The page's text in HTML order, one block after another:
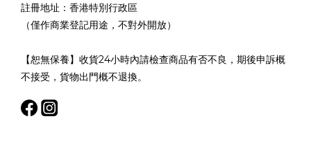
註冊地址：香港特別行政區
（僅作商業登記用途，不對外開放）
【恕無保養】收貨24小時內請檢查商品有否不良，期後申訴概
不接受，貨物出門概不退換。